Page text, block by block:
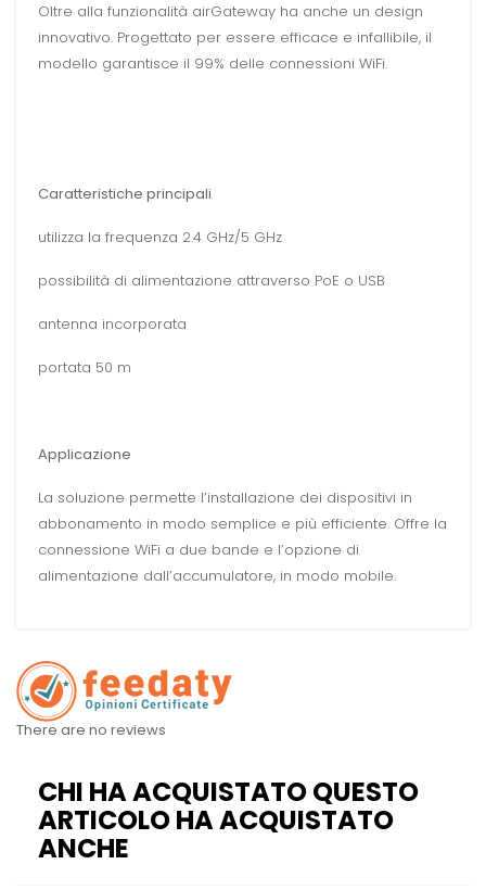
Oltre alla funzionalità airGateway ha anche un design
innovativo. Progettato per essere efficace e infallibile, il
modello garantisce il 99% delle connessioni WiFi.
Caratteristiche principali
utilizza la frequenza 2.4 GHz/5 GHz
possibilità di alimentazione attraverso PoE o USB
antenna incorporata
portata 50 m
Applicazione
La soluzione permette l’installazione dei dispositivi in
abbonamento in modo semplice e più efficiente. Offre la
connessione WiFi a due bande e l’opzione di
alimentazione dall’accumulatore, in modo mobile.
There are no reviews
CHI HA ACQUISTATO QUESTO
ARTICOLO HA ACQUISTATO
ANCHE